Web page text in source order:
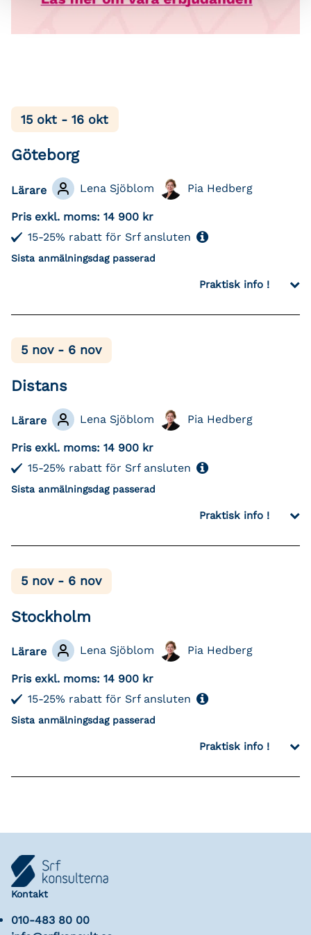
15 okt - 16 okt
Göteborg
Lärare Lena Sjöblom Pia Hedberg
Pris exkl. moms: 14 900 kr
15-25% rabatt för Srf ansluten
Sista anmälningsdag passerad
Praktisk info !
5 nov - 6 nov
Distans
Lärare Lena Sjöblom Pia Hedberg
Pris exkl. moms: 14 900 kr
15-25% rabatt för Srf ansluten
Sista anmälningsdag passerad
Praktisk info !
5 nov - 6 nov
Stockholm
Lärare Lena Sjöblom Pia Hedberg
Pris exkl. moms: 14 900 kr
15-25% rabatt för Srf ansluten
Sista anmälningsdag passerad
Praktisk info !
Kontakt
010-483 80 00